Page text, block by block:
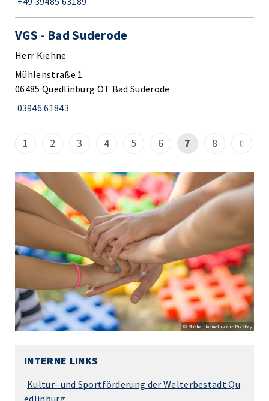
VGS - Bad Suderode
Herr Kiehne
Mühlenstraße 1
06485 Quedlinburg OT Bad Suderode
03946 61843
1 2 3 4 5 6 7 8
© Michal Jarmoluk auf Pixabay
INTERNE LINKS
Kultur- und Sportförderung der Welterbestadt Qu